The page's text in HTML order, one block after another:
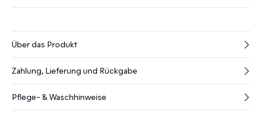
Über das Produkt
Zahlung, Lieferung und Rückgabe
Pflege- & Waschhinweise